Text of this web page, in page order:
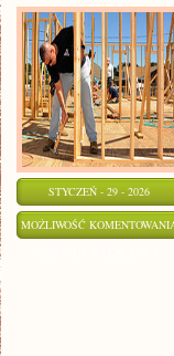
STYCZEŃ - 29 - 2026
MOŻLIWOŚĆ